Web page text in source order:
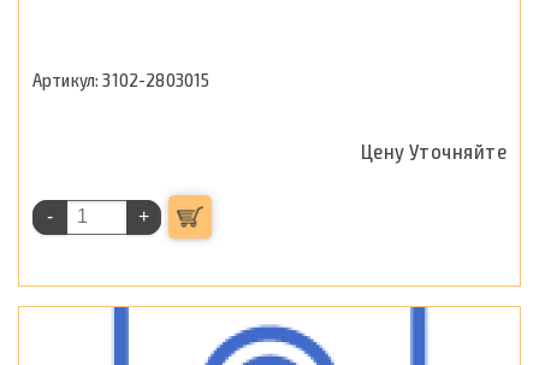
3102-2803015
Цену Уточняйте
- +